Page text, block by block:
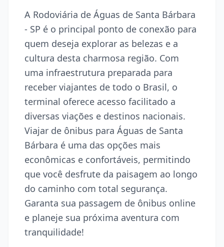
A Rodoviária de Águas de Santa Bárbara
- SP é o principal ponto de conexão para
quem deseja explorar as belezas e a
cultura desta charmosa região. Com
uma infraestrutura preparada para
receber viajantes de todo o Brasil, o
terminal oferece acesso facilitado a
diversas viações e destinos nacionais.
Viajar de ônibus para Águas de Santa
Bárbara é uma das opções mais
econômicas e confortáveis, permitindo
que você desfrute da paisagem ao longo
do caminho com total segurança.
Garanta sua passagem de ônibus online
e planeje sua próxima aventura com
tranquilidade!